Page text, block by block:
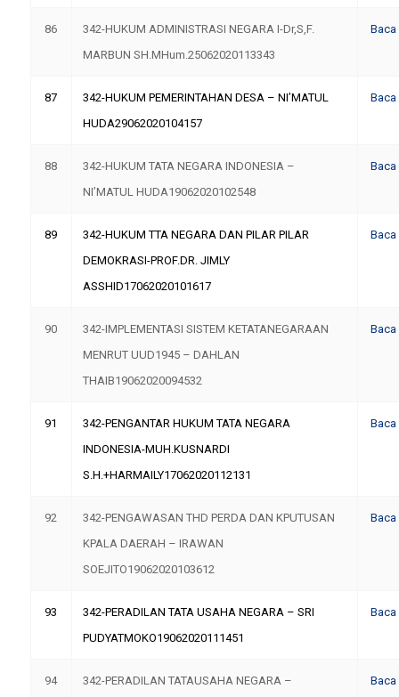
86
342-HUKUM ADMINISTRASI NEGARA I-Dr,S,F.
MARBUN SH.MHum.25062020113343
Baca
87
342-HUKUM PEMERINTAHAN DESA – NI’MATUL
HUDA29062020104157
Baca
88
342-HUKUM TATA NEGARA INDONESIA –
NI’MATUL HUDA19062020102548
Baca
89
342-HUKUM TTA NEGARA DAN PILAR PILAR
DEMOKRASI-PROF.DR. JIMLY
ASSHID17062020101617
Baca
90
342-IMPLEMENTASI SISTEM KETATANEGARAAN
MENRUT UUD1945 – DAHLAN
THAIB19062020094532
Baca
91
342-PENGANTAR HUKUM TATA NEGARA
INDONESIA-MUH.KUSNARDI
S.H.+HARMAILY17062020112131
Baca
92
342-PENGAWASAN THD PERDA DAN KPUTUSAN
KPALA DAERAH – IRAWAN
SOEJITO19062020103612
Baca
93
342-PERADILAN TATA USAHA NEGARA – SRI
PUDYATMOKO19062020111451
Baca
94
342-PERADILAN TATAUSAHA NEGARA –
Baca